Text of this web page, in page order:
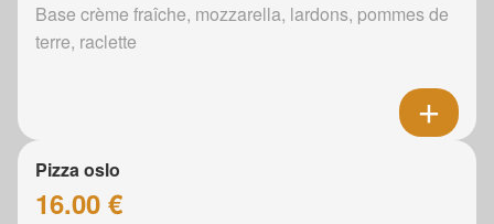
Base crème fraîche, mozzarella, lardons, pommes de
terre, raclette
Pizza oslo
16.00 €